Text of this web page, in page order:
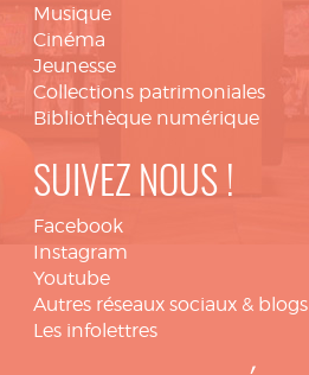
Musique
Cinéma
Jeunesse
Collections patrimoniales
Bibliothèque numérique
SUIVEZ NOUS !
Facebook
Instagram
Youtube
Autres réseaux sociaux & blogs
Les infolettres